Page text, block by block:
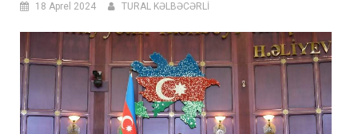
18 Aprel 2024 TURAL KƏLBƏCƏRLİ